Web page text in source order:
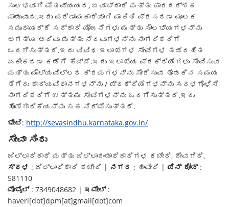
ಸುಲಭವಾಗಿ ಮಿತವ್ಯಯದ, ಜವಾಬ್ದಾರಿ ಮತ್ತು ಪಾರದರ್ಶಕ
ಮಾಡುವುದು.ಇದು ಪರಿಣಾಮಕಾರಿಯಾಗಿ ಮಾಹಿತಿ ಪ್ರಸರಣ ಮೂಲಕ
ಸಮುದಾಯಕ್ಕೆ ಸರ್ಕಾರಿ ಯೋಜನೆಗಳು ಮತ್ತು ಸೌಲಭ್ಯಗಳನ್ನು
ಅಗತ್ಯ ಅರಿವು ಮತ್ತು ನೆರವುಗಳನ್ನು ನಾಗರಿಕರಿಗೆ
ಒದಗಿಸುತ್ತದೆ.ಇದು ವಿವಿಧ ಇಲಾಖೆಗಳ ಸೇವೆಗಳ ತಡೆರಹಿತ
ಏಕೀಕರಣ ಕಡೆಗೆ ಹೆಜ್ಜೆ.ಇದು ಇಲಾಖೆಯ ಪ್ರಕ್ರಿಯೆಗಳು ಸೇವಿಸುವ
ಮತ್ತು ಮೌಲ್ಯವಿಲ್ಲದ ಕ್ರಮಗಳನ್ನು ಸೇರಿಸುವ ತೊಡಕಿನ ಸಮಯ
ತೆಗೆದು ಕಾರ್ಯವಿಧಾನಗಳನ್ನು / ಪ್ರಕ್ರಿಯೆಗಳನ್ನು ಸರಳಗೊಳಿಸಿ
ನಾಗರಿಕರಿಗೆ ಉತ್ತಮ ಸೇವೆಗಳನ್ನು ಒದಗಿಸುತ್ತದೆ.ಇದು
ಹೊಣೆಗಾರಿಕೆಯನ್ನು ಸಹ ನಿರ್ಮಿಸುತ್ತದೆ.
ಭೇಟಿ: http://sevasindhu.karnataka.gov.in/
ಸೇವಾ ಸಿಂಧು
ಜಿಲ್ಲಾಧಿಕಾರಿ ಮತ್ತು ಜಿಲ್ಲಾದಂಡಾಧಿಕಾರಿಗಳ ಕಚೇರಿ, ದೇವಗಿರಿ,
ಸ್ಥಳ : ಜಿಲ್ಲಾಧಿಕಾರಿ ಕಚೇರಿ | ನಗರ : ಹಾವೇರಿ |ಪಿನ್ ಕೋಡ್:
581110
ಮೊಬೈಲ್: 7349048682 |ಇಮೇಲ್:
haveri[dot]dpm[at]gmail[dot]com